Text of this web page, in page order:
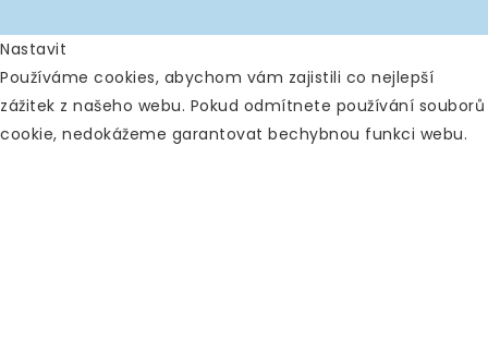
Nastavit
Používáme cookies, abychom vám zajistili co nejlepší
zážitek z našeho webu. Pokud odmítnete používání souborů
cookie, nedokážeme garantovat bechybnou funkci webu.